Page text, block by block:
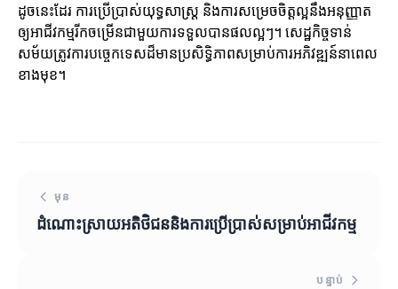
ដូចនេះដែរ ការប្រើប្រាស់យុទ្ធសាស្ត្រ និងការសម្រេចចិត្តល្អនឹងអនុញ្ញាត
ឲ្យអាជីវកម្មរីកចម្រើនជាមួយការទទួលបានផលល្អៗ។ សេដ្ឋកិច្ចទាន់
សម័យត្រូវការបច្ចេកទេសដ៏មានប្រសិទ្ធិភាពសម្រាប់ការអភិវឌ្ឍន៍នាពេល
ខាងមុខ។
មុន
ដំណោះស្រាយអតិថិជននិងការប្រើប្រាស់សម្រាប់អាជីវកម្ម
បន្ទាប់